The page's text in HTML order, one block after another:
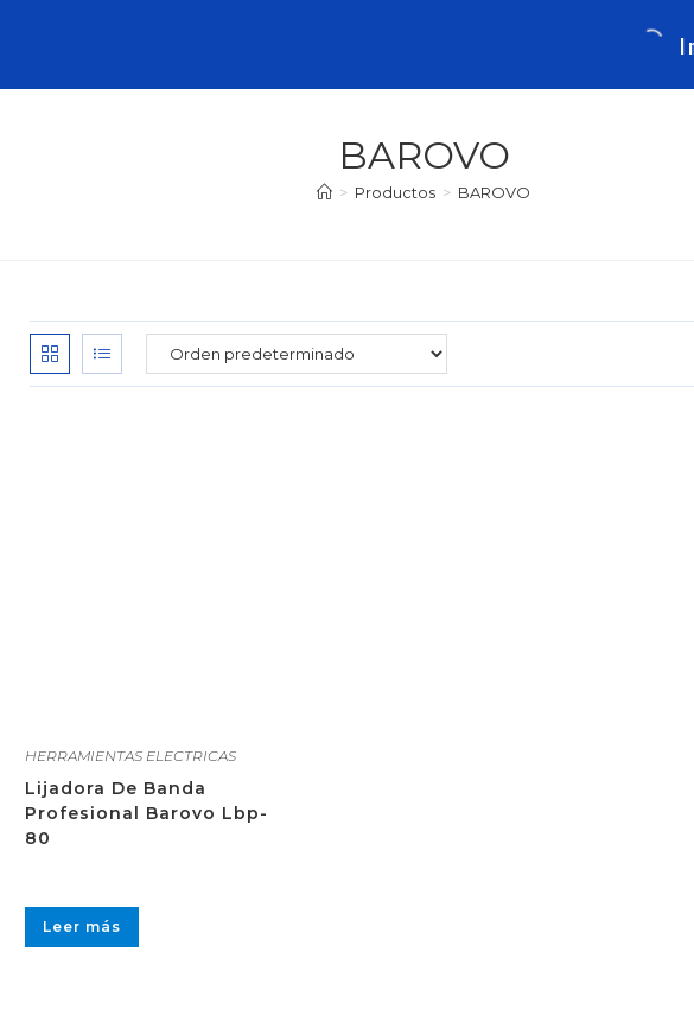
BAROVO
> Productos > BAROVO
HERRAMIENTAS ELECTRICAS
Lijadora De Banda
Profesional Barovo Lbp-
80
Leer más